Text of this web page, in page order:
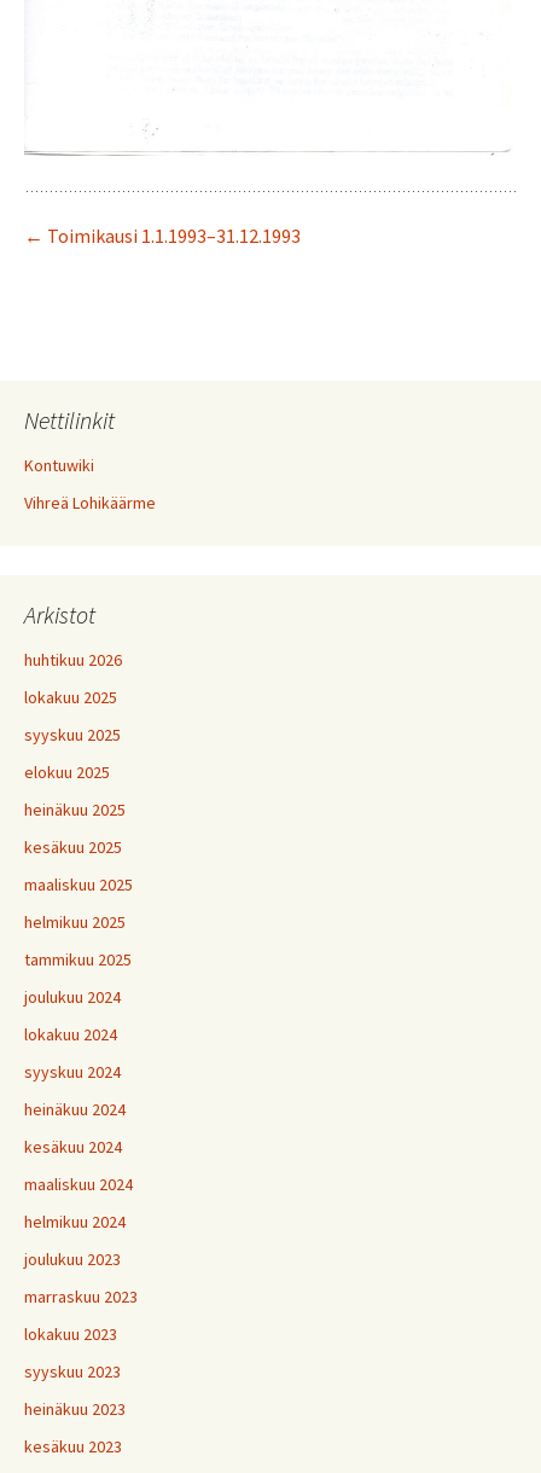
← Toimikausi 1.1.1993–31.12.1993
Nettilinkit
Kontuwiki
Vihreä Lohikäärme
Arkistot
huhtikuu 2026
lokakuu 2025
syyskuu 2025
elokuu 2025
heinäkuu 2025
kesäkuu 2025
maaliskuu 2025
helmikuu 2025
tammikuu 2025
joulukuu 2024
lokakuu 2024
syyskuu 2024
heinäkuu 2024
kesäkuu 2024
maaliskuu 2024
helmikuu 2024
joulukuu 2023
marraskuu 2023
lokakuu 2023
syyskuu 2023
heinäkuu 2023
kesäkuu 2023